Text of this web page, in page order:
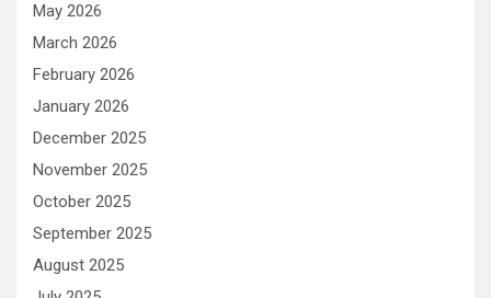
May 2026
March 2026
February 2026
January 2026
December 2025
November 2025
October 2025
September 2025
August 2025